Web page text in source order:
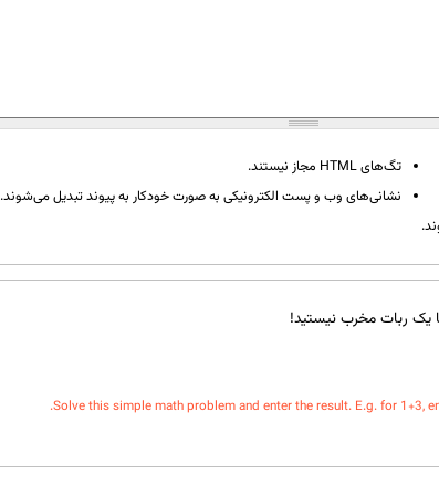
تگ‌های HTML مجاز نیستند.
نشانی‌های وب و پست الکترونیکی به صورت خودکار به پیوند تبدیل می‌شوند.
ربات مخرب نیستید!
Solve this simple math problem and enter the result. E.g. for 1+3,